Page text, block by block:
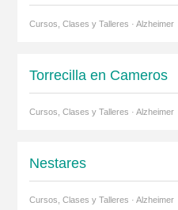
Cursos, Clases y Talleres · Alzheimer
Torrecilla en Cameros
Cursos, Clases y Talleres · Alzheimer
Nestares
Cursos, Clases y Talleres · Alzheimer